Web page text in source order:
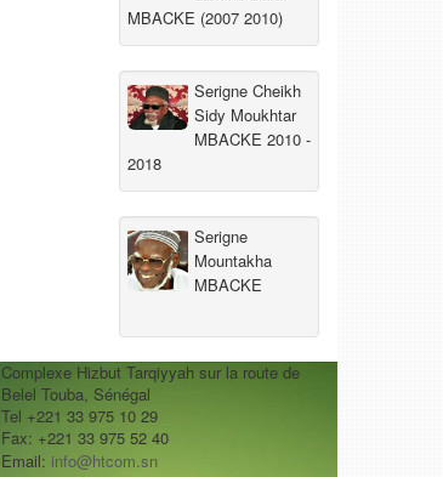
MBACKE (2007 2010)
Serigne Cheikh
Sidy Moukhtar
MBACKE 2010 -
2018
Serigne
Mountakha
MBACKE
Complexe Hizbut Tarqiyyah sur la route de
Belel Touba, Sénégal
Tel +221 33 975 10 29
Fax: +221 33 975 52 40
Email: info@htcom.sn